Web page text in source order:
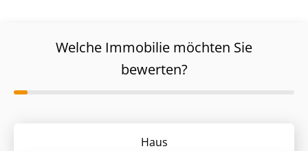
Welche Immobilie möchten Sie
bewerten?
Haus